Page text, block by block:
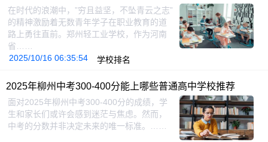
在时代的浪潮中，”穷且益坚，不坠青云之志”
的精神激励着无数青年学子在职业教育的道
路上勇往直前。郑州轻工业学校，作为河南
省……
2025/10/16 06:35:54
学校排名
2025年柳州中考300-400分能上哪些普通高中学校推荐
面对2025年柳州中考300-400分的成绩，学
生和家长们或许会感到迷茫与焦虑。然而，
中考的分数并非决定未来的唯一标准。……